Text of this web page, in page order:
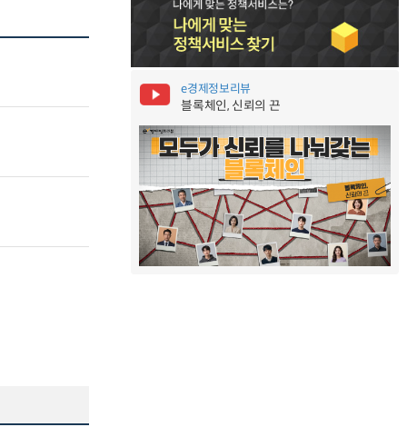
e경제정보리뷰
블록체인, 신뢰의 끈